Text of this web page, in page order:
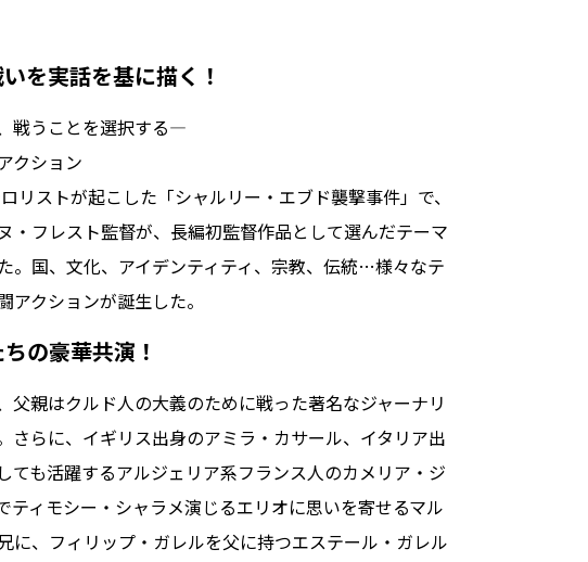
を実話を基に描く！
戦うことを選択する—
クション
リストが起こした「シャルリー・エブド襲撃事件」で、
・フレスト監督が、長編初監督作品として選んだテーマ
。国、文化、アイデンティティ、宗教、伝統…様々なテ
クションが誕生した。
の豪華共演！
親はクルド人の大義のために戦った著名なジャーナリ
さらに、イギリス出身のアミラ・カサール、イタリア出
ても活躍するアルジェリア系フランス人のカメリア・ジ
ティモシー・シャラメ演じるエリオに思いを寄せるマル
に、フィリップ・ガレルを父に持つエステール・ガレル